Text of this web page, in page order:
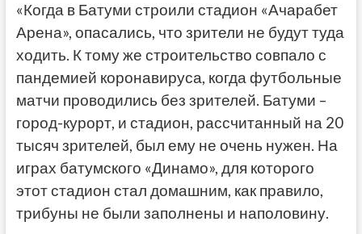
«Когда в Батуми строили стадион «Ачарабет
Арена», опасались, что зрители не будут туда
ходить. К тому же строительство совпало с
пандемией коронавируса, когда футбольные
матчи проводились без зрителей. Батуми –
город-курорт, и стадион, рассчитанный на 20
тысяч зрителей, был ему не очень нужен. На
играх батумского «Динамо», для которого
этот стадион стал домашним, как правило,
трибуны не были заполнены и наполовину.